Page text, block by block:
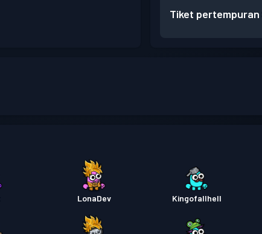
Tiket pertempuran
LonaDev Kingofallhell